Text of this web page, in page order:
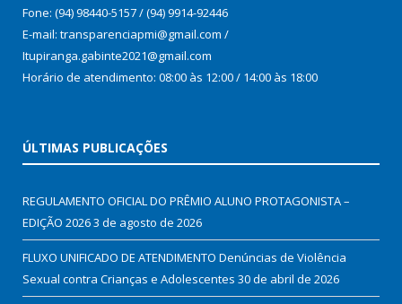
Fone: (94) 98440-5157 / (94) 9914-92446
E-mail: transparenciapmi@gmail.com /
Itupiranga.gabinte2021@gmail.com
Horário de atendimento: 08:00 às 12:00 / 14:00 às 18:00
ÚLTIMAS PUBLICAÇÕES
REGULAMENTO OFICIAL DO PRÊMIO ALUNO PROTAGONISTA –
EDIÇÃO 20263 de agosto de 2026
FLUXO UNIFICADO DE ATENDIMENTO Denúncias de Violência
Sexual contra Crianças e Adolescentes 30 de abril de 2026